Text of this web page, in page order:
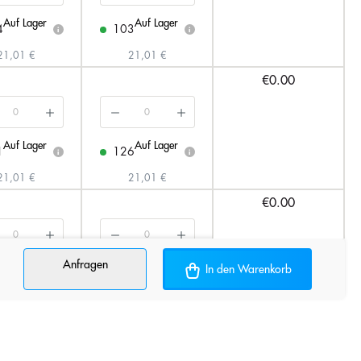
Auf Lager
i
€
103
Auf Lager
i
21,01 €
Auf Lager
i
€
126
Auf Lager
i
21,01 €
€0.00
€0.00
Anfragen In den Warenkorb